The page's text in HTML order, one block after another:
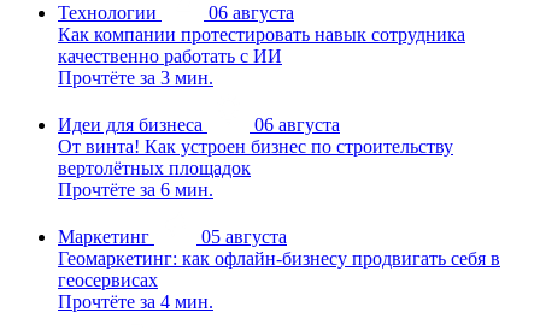
Технологии
06 августа
Как компании протестировать навык сотрудника
качественно работать с ИИ
Прочтёте за 3 мин.
Идеи для бизнеса
06 августа
От винта! Как устроен бизнес по строительству
вертолётных площадок
Прочтёте за 6 мин.
Маркетинг
05 августа
Геомаркетинг: как офлайн-бизнесу продвигать себя в
геосервисах
Прочтёте за 4 мин.